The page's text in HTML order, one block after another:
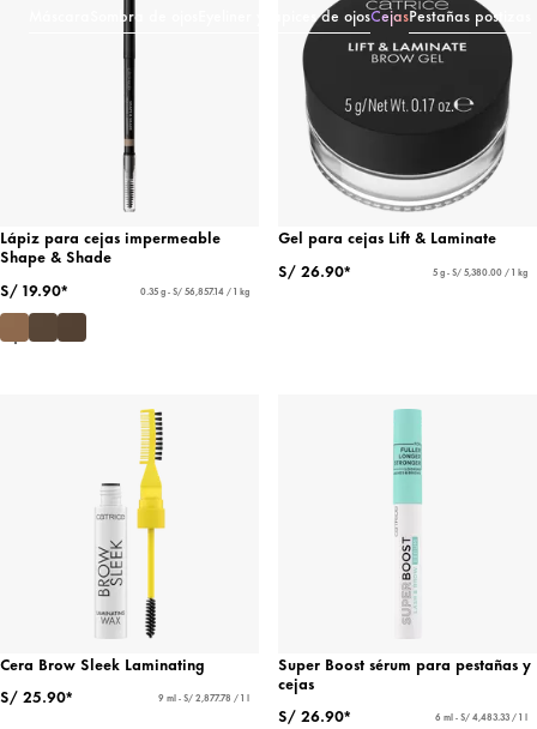
Sombra de ojos Eyeliner y lápices de ojosCejasPestañas postizas
Lápiz para cejas impermeable
Shape & Shade
S/ 19.90*
0.35 g - S/ 56,857.14 / 1 kg
Gel para cejas Lift & Laminate
S/ 26.90*
5 g - S/ 5,380.00 / 1 kg
Cera Brow Sleek Laminating
S/ 25.90*
9 ml - S/ 2,877.78 / 1 l
Super Boost sérum para pestañas y
cejas
S/ 26.90*
6 ml - S/ 4,483.33 / 1 l